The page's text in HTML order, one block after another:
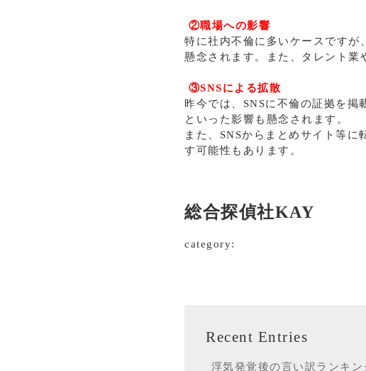
②職場への影響
特に社内不倫に多いケースですが
懸念されます。また、タレント業
③SNSによる拡散
昨今では、SNSに不倫の証拠を
といった影響も懸念されます。
また、SNSからまとめサイト等
す可能性もあります。
総合探偵社KAY
category:
Recent Entries
浮気発覚後の言い訳ランキン